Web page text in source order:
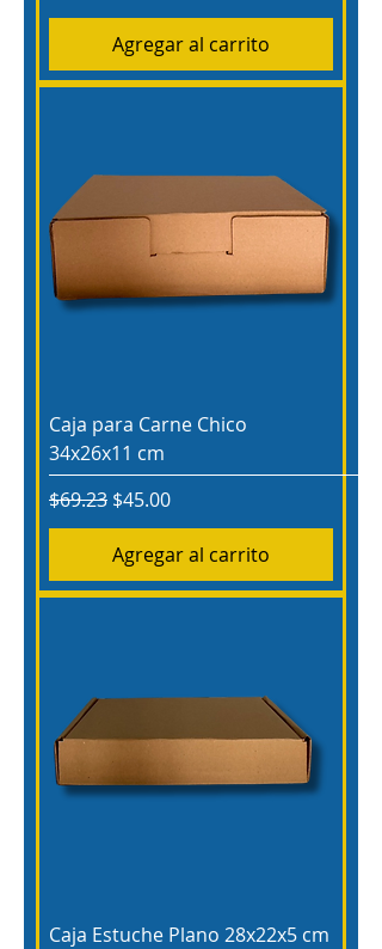
Agregar al carrito
Caja para Carne Chico
34x26x11 cm
Precio
$69.23 Precio de oferta
$45.00
Agregar al carrito
Caja Estuche Plano 28x22x5 cm